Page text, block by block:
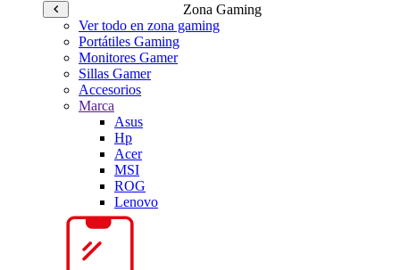
Zona Gaming
Ver todo en zona gaming
Portátiles Gaming
Monitores Gamer
Sillas Gamer
Accesorios
Marca
Asus
Hp
Acer
MSI
ROG
Lenovo